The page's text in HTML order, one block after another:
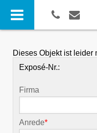
Dieses Objekt ist leider
Exposé-Nr.:
Firma
Anrede*